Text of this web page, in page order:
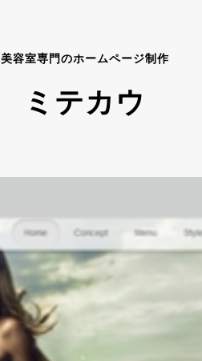
美容室専門のホームページ制作
ミテカウ